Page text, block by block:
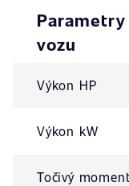
Parametry
vozu
Výkon HP
Výkon kW
Točivý